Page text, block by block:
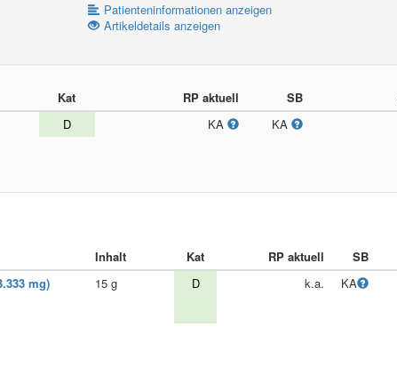
Patienteninformationen anzeigen
Artikeldetails anzeigen
Kat RP aktuell SB
D KA KA
Inhalt Kat RP aktuell SB
mg)
15 g D k.a. KA